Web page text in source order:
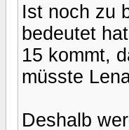
Ist noch zu
bedeutet
15 kommt,
müsste
Deshalb